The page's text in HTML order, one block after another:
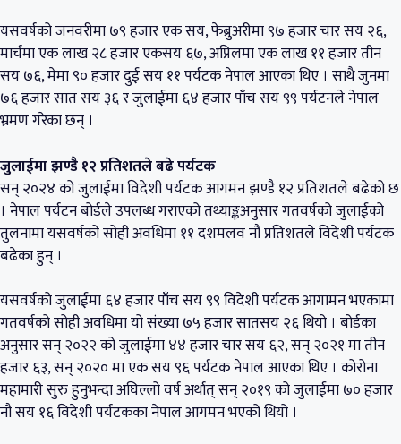
यसवर्षको जनवरीमा ७९ हजार एक सय, फेब्रुअरीमा ९७ हजार चार सय २६,
मार्चमा एक लाख २८ हजार एकसय ६७, अप्रिलमा एक लाख ११ हजार तीन
सय ७६, मेमा ९० हजार दुई सय ११ पर्यटक नेपाल आएका थिए । साथै जुनमा
७६ हजार सात सय ३६ र जुलाईमा ६४ हजार पाँच सय ९९ पर्यटनले नेपाल
भ्रमण गरेका छन् ।
जुलाईमा झण्डै १२ प्रतिशतले बढे पर्यटक
सन् २०२४ को जुलाईमा विदेशी पर्यटक आगमन झण्डै १२ प्रतिशतले बढेको छ
। नेपाल पर्यटन बोर्डले उपलब्ध गराएको तथ्याङ्कअनुसार गतवर्षको जुलाईको
तुलनामा यसवर्षको सोही अवधिमा ११ दशमलव नौ प्रतिशतले विदेशी पर्यटक
बढेका हुन् ।
यसवर्षको जुलाईमा ६४ हजार पाँच सय ९९ विदेशी पर्यटक आगामन भएकामा
गतवर्षको सोही अवधिमा यो संख्या ७५ हजार सातसय २६ थियो । बोर्डका
अनुसार सन् २०२२ को जुलाईमा ४४ हजार चार सय ६२, सन् २०२१ मा तीन
हजार ६३, सन् २०२० मा एक सय ९६ पर्यटक नेपाल आएका थिए । कोरोना
महामारी सुरु हुनुभन्दा अघिल्लो वर्ष अर्थात् सन् २०१९ को जुलाईमा ७० हजार
नौ सय १६ विदेशी पर्यटकका नेपाल आगमन भएको थियो ।